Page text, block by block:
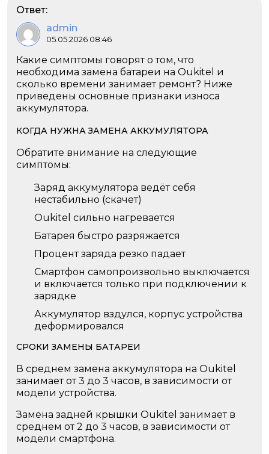
Ответ:
admin
05.05.2026 08:46
Какие симптомы говорят о том, что
необходима замена батареи на Oukitel и
сколько времени занимает ремонт? Ниже
приведены основные признаки износа
аккумулятора.
КОГДА НУЖНА ЗАМЕНА АККУМУЛЯТОРА
Обратите внимание на следующие
симптомы:
Заряд аккумулятора ведёт себя
нестабильно (скачет)
Oukitel сильно нагревается
Батарея быстро разряжается
Процент заряда резко падает
Смартфон самопроизвольно выключается
и включается только при подключении к
зарядке
Аккумулятор вздулся, корпус устройства
деформировался
СРОКИ ЗАМЕНЫ БАТАРЕИ
В среднем замена аккумулятора на Oukitel
занимает от 3 до 3 часов, в зависимости от
модели устройства.
Замена задней крышки Oukitel занимает в
среднем от 2 до 3 часов, в зависимости от
модели смартфона.